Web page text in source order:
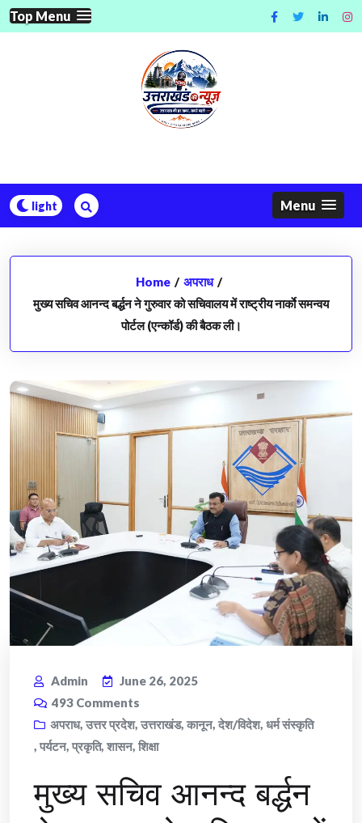
Skip
to
Top Menu
Menu
Home / अपराध /
मुख्य सचिव आनन्द बर्द्धन ने गुरुवार को सचिवालय में राष्ट्रीय नार्काे समन्वय
पोर्टल (एन्कॉर्ड) की बैठक ली।
Admin
June 26, 2025
493 Comments
अपराध, उत्तर प्रदेश, उत्तराखंड, कानून, देश/विदेश, धर्म संस्कृति
, पर्यटन, प्रकृति, शासन, शिक्षा
मुख्य सचिव आनन्द बर्द्धन